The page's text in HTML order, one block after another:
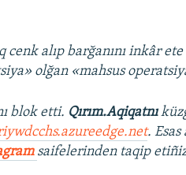
cenk alıp barğanını inkâr
olğan «mahsus
blok etti. Qırım.Aqiqatnı
.
saifelerinden taqip